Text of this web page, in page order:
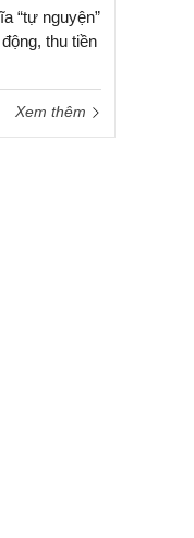
“tự nguyện”
thu tiền
Xem thêm